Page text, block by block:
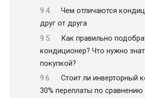
Чем отличаются
друг от друга
Как правильно
кондиционер? Что нужно
покупкой?
Стоит ли инверторный
30% переплаты по